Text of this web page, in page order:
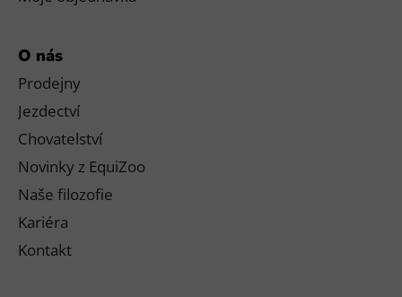
O nás
Prodejny
Jezdectví
Chovatelství
Novinky z EquiZoo
Naše filozofie
Kariéra
Kontakt